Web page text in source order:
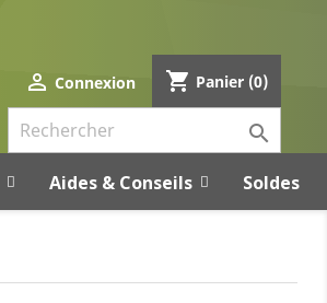
 Connexion shopping_cart Panier (0)

Aides & Conseils Soldes